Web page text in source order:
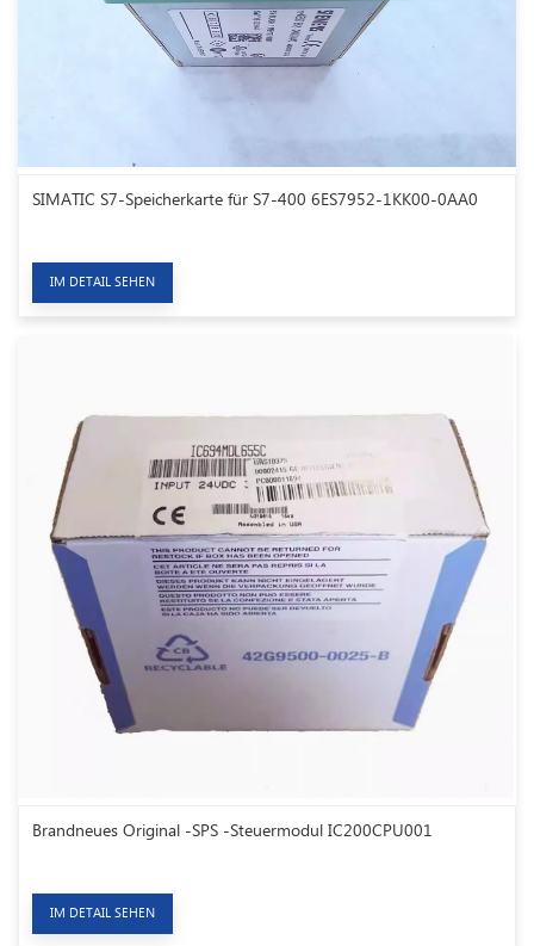
SIMATIC S7-Speicherkarte für S7-400 6ES7952-1KK00-0AA0
IM DETAIL SEHEN
Brandneues Original -SPS -Steuermodul IC200CPU001
IM DETAIL SEHEN